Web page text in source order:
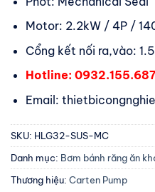
Motor: 2.2kW / 4P /
Cổng kết nối ra,vào:
Hotline:
Email:
SKU: HLG32-SUS-MC
Danh mục: Bơm bánh răng ăn
Thương hiệu: Carten Pump